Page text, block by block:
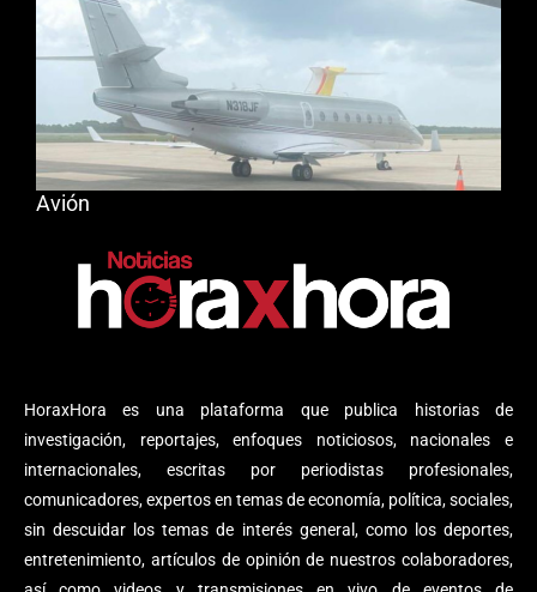
HoraxHora es una plataforma que publica historias de
investigación, reportajes, enfoques noticiosos, nacionales e
internacionales, escritas por periodistas profesionales,
comunicadores, expertos en temas de economía, política, sociales,
sin descuidar los temas de interés general, como los deportes,
entretenimiento, artículos de opinión de nuestros colaboradores,
Avión